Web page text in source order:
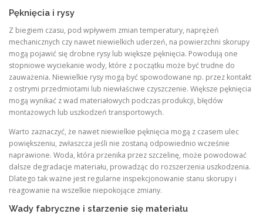
Pęknięcia i rysy
Z biegiem czasu, pod wpływem zmian temperatury, naprężeń
mechanicznych czy nawet niewielkich uderzeń, na powierzchni skorupy
mogą pojawić się drobne rysy lub większe pęknięcia. Powodują one
stopniowe wyciekanie wody, które z początku może być trudne do
zauważenia. Niewielkie rysy mogą być spowodowane np. przez kontakt
z ostrymi przedmiotami lub niewłaściwe czyszczenie. Większe pęknięcia
mogą wynikać z wad materiałowych podczas produkcji, błędów
montażowych lub uszkodzeń transportowych.
Warto zaznaczyć, że nawet niewielkie pęknięcia mogą z czasem ulec
powiększeniu, zwłaszcza jeśli nie zostaną odpowiednio wcześnie
naprawione. Woda, która przenika przez szczelinę, może powodować
dalsze degradacje materiału, prowadząc do rozszerzenia uszkodzenia.
Dlatego tak ważne jest regularne inspekcjonowanie stanu skorupy i
reagowanie na wszelkie niepokojące zmiany.
Wady fabryczne i starzenie się materiału